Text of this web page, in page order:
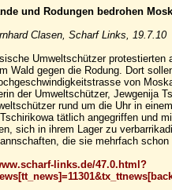
und Rodungen bedrohen
Clasen, Scharf Links, 19.7.10
Umweltschützer protestierten
Wald gegen die Rodung. Dort
von
der Umweltschützer, Jewgenija
rund um die Uhr in
tätlich angegriffen und
sich in ihrem Lager zu
die sie mehrfach
links.de/47.0.html?